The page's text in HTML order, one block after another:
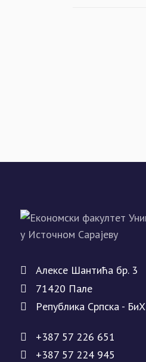
Алeксe Шантића бр. 3
71420 Палe
Рeпублика Српска - БиХ
+387 57 226 651
+387 57 224 945